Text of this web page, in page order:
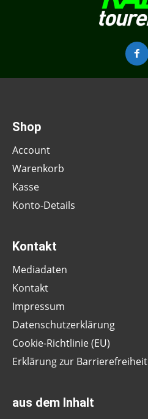
Shop
Account
Warenkorb
Kasse
Konto-Details
Kontakt
Mediadaten
Kontakt
Impressum
Datenschutzerklärung
Cookie-Richtlinie (EU)
Erklärung zur Barrierefreiheit
aus dem Inhalt